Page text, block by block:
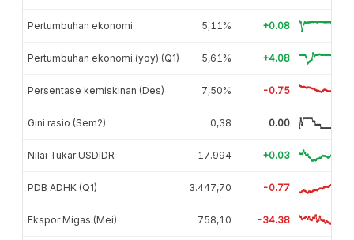
Pertumbuhan ekonomi 5,11% +0.08
Pertumbuhan ekonomi (yoy) (Q1) 5,61% +4.08
Persentase kemiskinan (Des) 7,50% -0.75
Gini rasio (Sem2) 0,38 0.00
Nilai Tukar USDIDR 17.994 +0.03
PDB ADHK (Q1) 3.447,70 -0.77
Ekspor Migas (Mei) 758,10 -34.38